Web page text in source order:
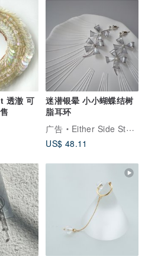
透澈 可
迷潜银晕 小小蝴蝶结树
脂耳环
广告
Either Side Store
US$ 48.11